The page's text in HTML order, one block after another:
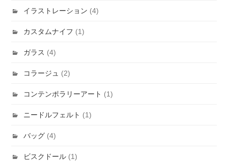
イラストレーション (4)
カスタムナイフ (1)
ガラス (4)
コラージュ (2)
コンテンポラリーアート (1)
ニードルフェルト (1)
バッグ (4)
ビスクドール (1)